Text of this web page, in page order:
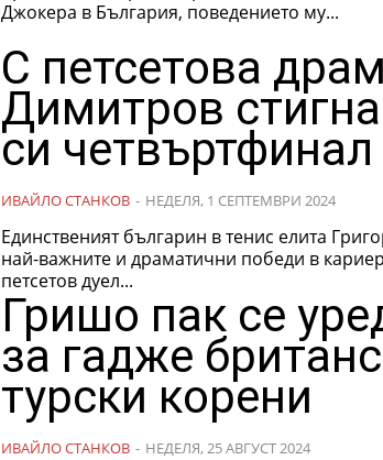
Джокера в България, поведението му...
С петсетова
Димитров
си
ИВАЙЛО СТАНКОВ - НЕДЕЛЯ, 1 СЕПТЕМВРИ 2024
Единственият българин в тенис елита
най-важните и драматични победи в
петсетов дуел...
Гришо пак се
за гадже
турски корени
ИВАЙЛО СТАНКОВ - НЕДЕЛЯ, 25 АВГУСТ 2024